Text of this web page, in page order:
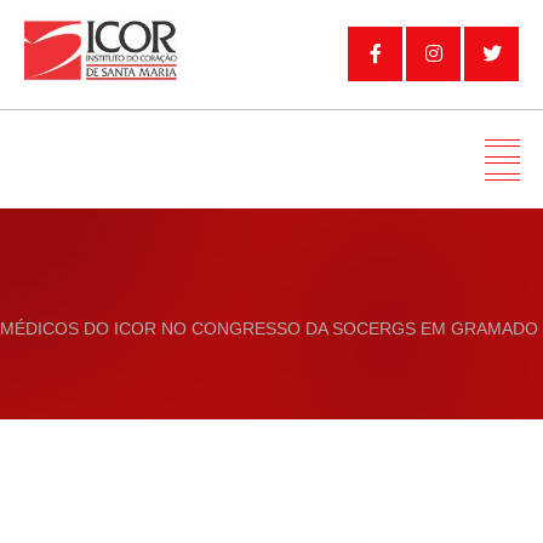
MÉDICOS DO ICOR NO CONGRESSO DA SOCERGS EM GRAMADO